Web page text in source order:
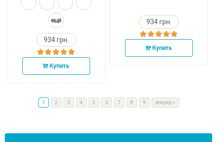
ещё
934 грн.
Купить
934 грн.
Купить
1 2 3 4 5 6 7 8 9 вперед»